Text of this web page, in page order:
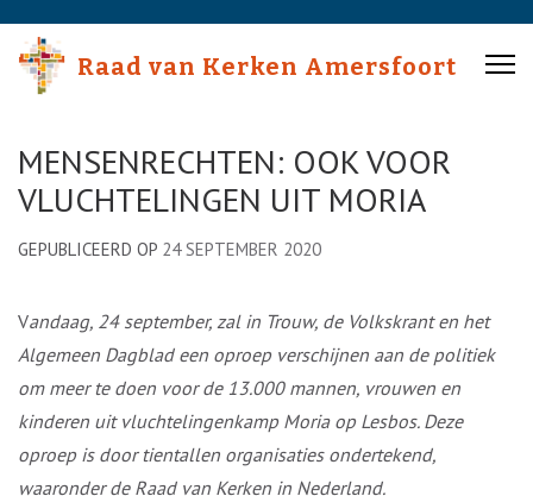
content
Enter)
Raad van Kerken Amersfoort
MENSENRECHTEN: OOK VOOR
VLUCHTELINGEN UIT MORIA
GEPUBLICEERD OP 24 SEPTEMBER 2020
Vandaag, 24 september, zal in Trouw, de Volkskrant en het
Algemeen Dagblad een oproep verschijnen aan de politiek
om meer te doen voor de 13.000 mannen, vrouwen en
kinderen uit vluchtelingenkamp Moria op Lesbos. Deze
oproep is door tientallen organisaties ondertekend,
waaronder de Raad van Kerken in Nederland.